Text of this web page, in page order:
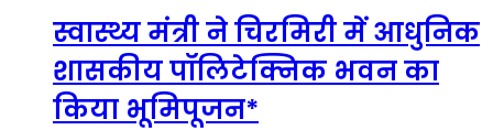
स्वास्थ्य मंत्री ने चिरमिरी में आधुनिक
शासकीय पॉलिटेक्निक भवन का
किया भूमिपूजन*